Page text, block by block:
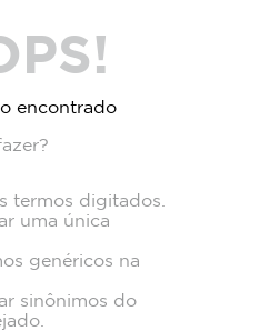
encontrado
termos digitados.
uma única
genéricos na
sinônimos do